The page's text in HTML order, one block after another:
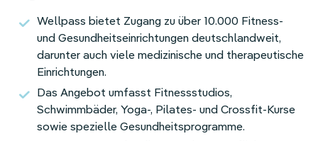
Wellpass bietet Zugang zu über 10.000 Fitness-
und Gesundheitseinrichtungen deutschlandweit,
darunter auch viele medizinische und therapeutische
Einrichtungen.
Das Angebot umfasst Fitnessstudios,
Schwimmbäder, Yoga-, Pilates- und Crossfit-Kurse
sowie spezielle Gesundheitsprogramme.